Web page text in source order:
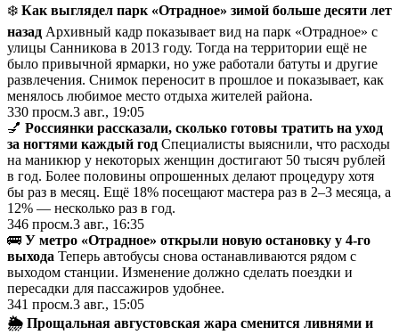
❄️ Как выглядел парк «Отрадное» зимой больше десяти лет
назад Архивный кадр показывает вид на парк «Отрадное» с
улицы Санникова в 2013 году. Тогда на территории ещё не
было привычной ярмарки, но уже работали батуты и другие
развлечения. Снимок переносит в прошлое и показывает, как
менялось любимое место отдыха жителей района.
330 просм.3 авг., 19:05
💅 Россиянки рассказали, сколько готовы тратить на уход
за ногтями каждый год Специалисты выяснили, что расходы
на маникюр у некоторых женщин достигают 50 тысяч рублей
в год. Более половины опрошенных делают процедуру хотя
бы раз в месяц. Ещё 18% посещают мастера раз в 2–3 месяца, а
12% — несколько раз в год.
346 просм.3 авг., 16:35
🚌 У метро «Отрадное» открыли новую остановку у 4-го
выхода Теперь автобусы снова останавливаются рядом с
выходом станции. Изменение должно сделать поездки и
пересадки для пассажиров удобнее.
341 просм.3 авг., 15:05
🌦 Прощальная августовская жара сменится ливнями и